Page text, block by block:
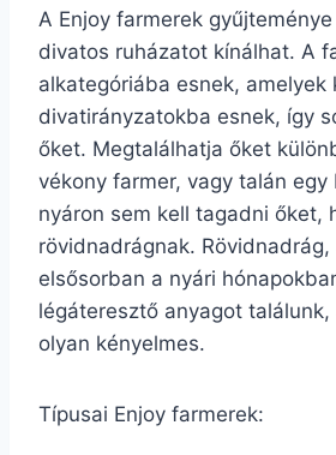
A Enjoy farmerek
divatos ruházatot kínálhat. A
alkategóriába esnek, amelyek
divatirányzatokba esnek, így
őket. Megtalálhatja őket
vékony farmer, vagy talán egy
nyáron sem kell tagadni őket,
rövidnadrágnak.
elsősorban a nyári
légáteresztő anyagot találunk,
olyan kényelmes.
Típusai Enjoy farmerek: